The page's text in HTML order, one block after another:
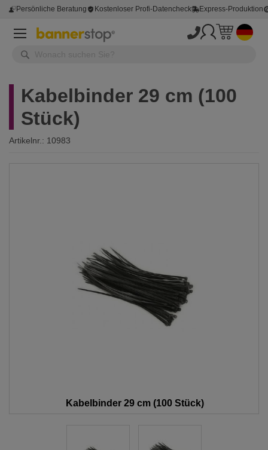
Persönliche Beratung Kostenloser Profi-Datencheck Express-Produktion
Kabelbinder 29 cm (100
Stück)
Artikelnr.: 10983
Kabelbinder 29 cm (100 Stück)